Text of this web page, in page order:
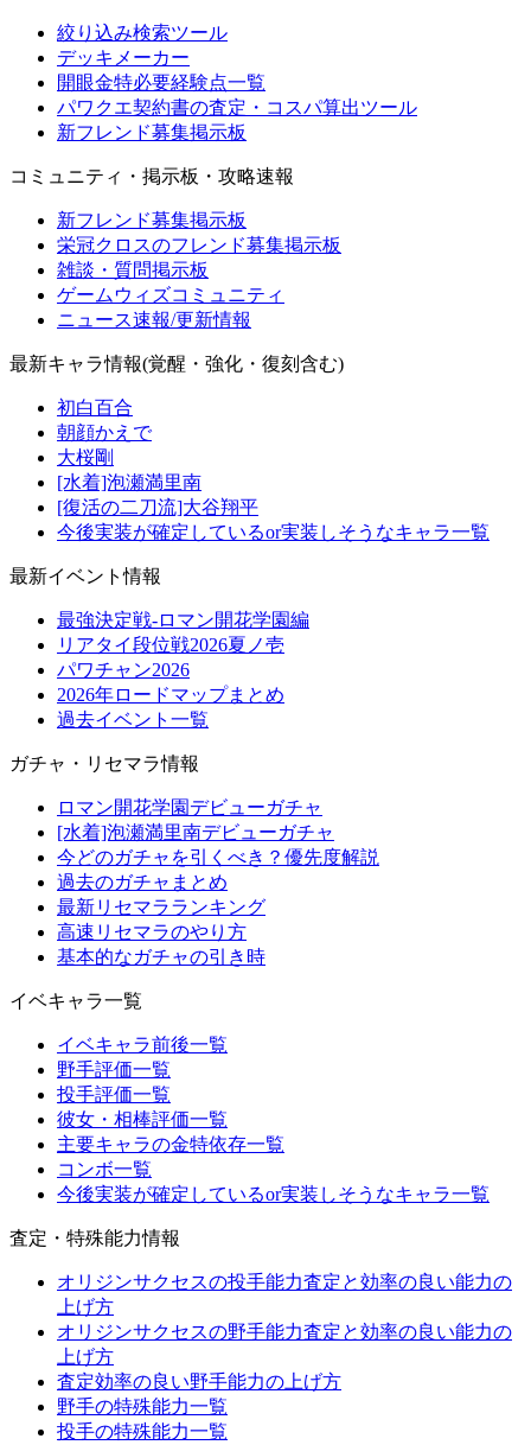
絞り込み検索ツール
デッキメーカー
開眼金特必要経験点一覧
パワクエ契約書の査定・コスパ算出ツール
新フレンド募集掲示板
コミュニティ・掲示板・攻略速報
新フレンド募集掲示板
栄冠クロスのフレンド募集掲示板
雑談・質問掲示板
ゲームウィズコミュニティ
ニュース速報/更新情報
最新キャラ情報(覚醒・強化・復刻含む)
初白百合
朝顔かえで
大桜剛
[水着]泡瀬満里南
[復活の二刀流]大谷翔平
今後実装が確定しているor実装しそうなキャラ一覧
最新イベント情報
最強決定戦-ロマン開花学園編
リアタイ段位戦2026夏ノ壱
パワチャン2026
2026年ロードマップまとめ
過去イベント一覧
ガチャ・リセマラ情報
ロマン開花学園デビューガチャ
[水着]泡瀬満里南デビューガチャ
今どのガチャを引くべき？優先度解説
過去のガチャまとめ
最新リセマラランキング
高速リセマラのやり方
基本的なガチャの引き時
イベキャラ一覧
イベキャラ前後一覧
野手評価一覧
投手評価一覧
彼女・相棒評価一覧
主要キャラの金特依存一覧
コンボ一覧
今後実装が確定しているor実装しそうなキャラ一覧
査定・特殊能力情報
オリジンサクセスの投手能力査定と効率の良い能力の
上げ方
オリジンサクセスの野手能力査定と効率の良い能力の
上げ方
査定効率の良い野手能力の上げ方
野手の特殊能力一覧
投手の特殊能力一覧